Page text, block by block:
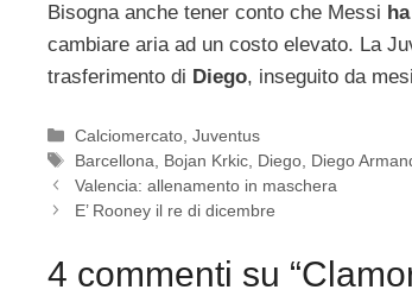
Bisogna anche tener conto che Messi
cambiare aria ad un costo elevato. La
trasferimento di Diego, inseguito da
Categorie
Calciomercato ,Juventus
Tag
Barcellona Bojan Krkic Diego Diego
Valencia: allenamento in maschera
E’ Rooney il re di dicembre
4 commenti su